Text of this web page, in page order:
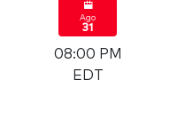
Ago
31
08:00 PM
EDT